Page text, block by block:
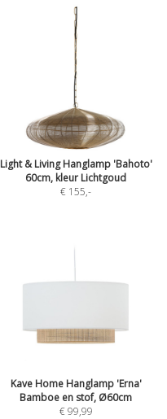
Light & Living Hanglamp 'Bahoto'
60cm, kleur Lichtgoud
€ 155,-
Kave Home Hanglamp 'Erna'
Bamboe en stof, Ø60cm
€ 99,99